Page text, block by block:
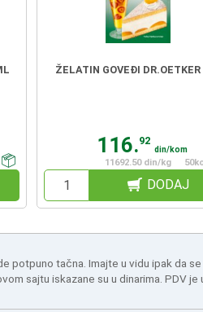
ŽELATIN GOVEĐI DR.OETKER
116.92
din/kom
11692.50 din/kg
DODAJ
potpuno tačna. Imajte u vidu ipak da
sajtu iskazane su u dinarima. PDV